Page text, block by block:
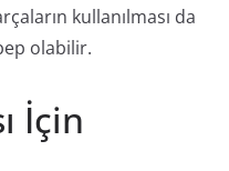
kullanılması da
olabilir.
İçin